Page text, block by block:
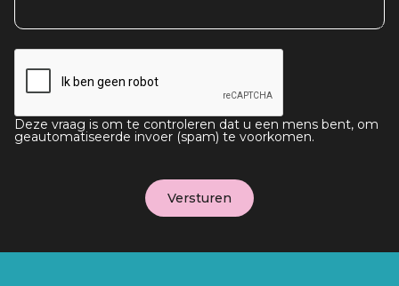
Deze vraag is om te controleren dat u een mens bent, om
geautomatiseerde invoer (spam) te voorkomen.